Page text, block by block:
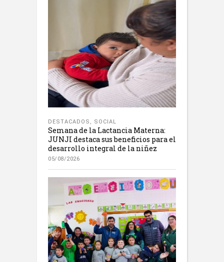
DESTACADOS SOCIAL
Semana de la Lactancia Materna:
JUNJI destaca sus beneficios para el
desarrollo integral de la niñez
05/08/2026